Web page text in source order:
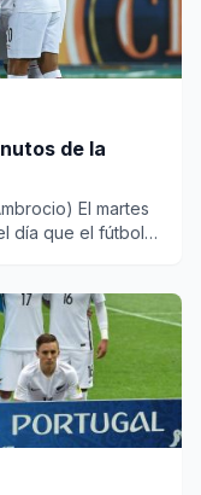
de la
El martes
día que el fútbol